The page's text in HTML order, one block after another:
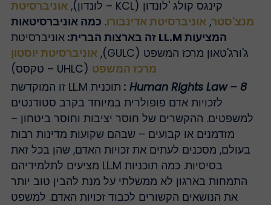
קינגס קולג 'לונדון (KCL – לונדון),
אוניברסיטת
מנצ'סטר,אוניברסיטת אדינבורו. כמה אוניברסיטאות
המציעות LL.M זה בארצות הברית:
אוניברסיטת
ג'ורג'טאון מרכז המשפט (GULC),
אוניברסיטת יוסטון
מרכז המשפט(UHLC – טקסס)
תוכנית LL.M זו המוקדשת
לזכויות אדם פופולרית במיוחד בקרב סטודנטים
למשפטים. ההקשרים של חוסר יציבות וחוסר ביטחון –
מזדמנים או קבועים – שבהם שקועות מדינות רבות
בעולם, מסכנים לעתים את זכויות האדם, שהן בכל זאת
בסיסיות. כמה תוכניות LL.M מציעים לתלמידיהם
התמחות בארגון לא ממשלתי על מנת להבין טוב יותר
את הנושאים הקשורים לכבוד זכויות האדם. למשפט